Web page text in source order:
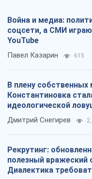
Война и медиа:
соцсети, а СМИ
YouTube
Павел Казарин 615
В плену собственных
Константиновка
идеологической
российских
Дмитрий Снегирев
Рекрутинг:
полезный вражеский
Диалектика